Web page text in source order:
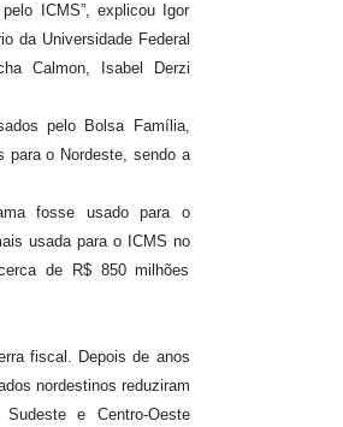
ICMS”, explicou Igor
da Universidade Federal
Calmon, Isabel Derzi
pelo Bolsa Família,
para o Nordeste, sendo a
fosse usado para o
usada para o ICMS no
de R$ 850 milhões
fiscal. Depois de anos
nordestinos reduziram
e Centro-Oeste